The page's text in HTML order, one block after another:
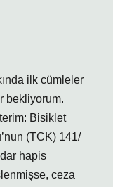
ilk cümleler
bekliyorum.
Bisiklet
(TCK) 141/
hapis
ceza